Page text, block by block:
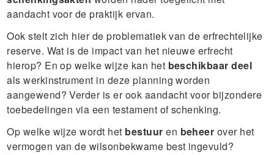
aandacht voor de praktijk ervan.
Ook stelt zich hier de problematiek van de erfrechtelijke
reserve. Wat is de impact van het nieuwe erfrecht
hierop? En op welke wijze kan het beschikbaar deel
als werkinstrument in deze planning worden
aangewend? Verder is er ook aandacht voor bijzondere
toebedelingen via een testament of schenking.
Op welke wijze wordt het bestuuren beheer over het
vermogen van de wilsonbekwame best ingevuld?